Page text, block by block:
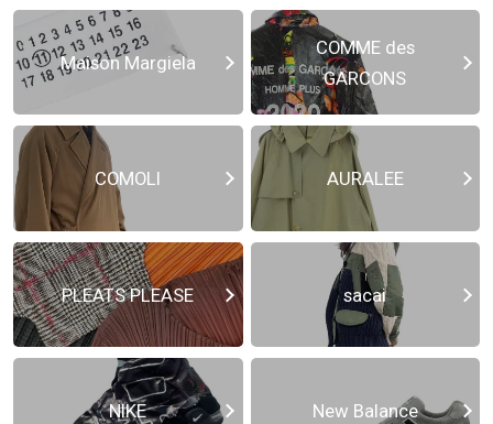
Maison Margiela
COMME des
GARCONS
COMOLI AURALEE
PLEATS PLEASE sacai
NIKE New Balance